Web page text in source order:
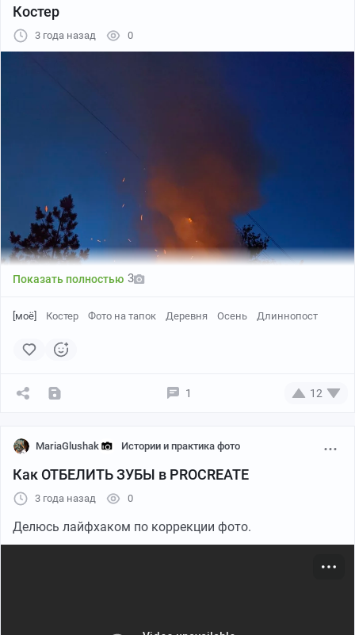
Санкт-Петербург
Костер
3 года назад 0
Показать полностью 3
[моё] Костер Фото на тапок Деревня Осень Длиннопост
1 12
MariaGlushak Истории и практика фото
Как ОТБЕЛИТЬ ЗУБЫ в PROCREATE
3 года назад 0
Делюсь лайфхаком по коррекции фото.